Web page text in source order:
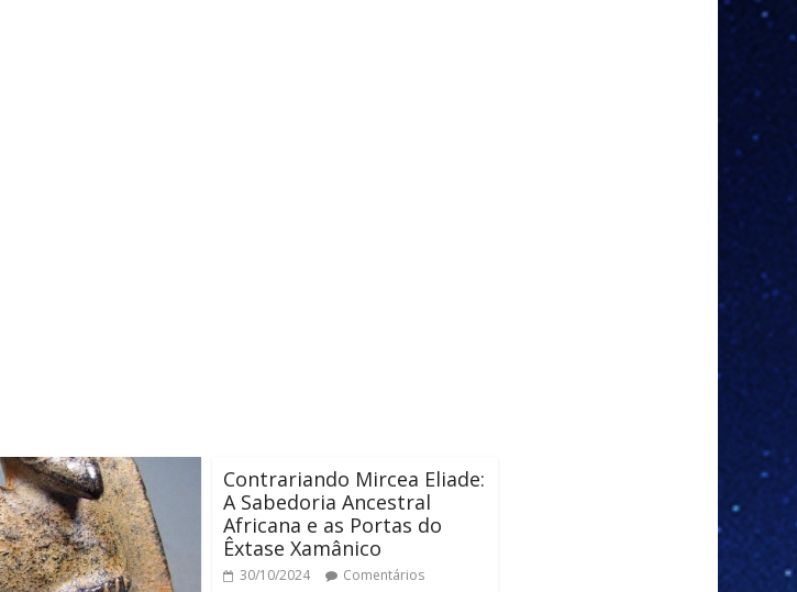
Contrariando Mircea Eliade:
A Sabedoria Ancestral
Africana e as Portas do
Êxtase Xamânico
30/10/2024
Comentários